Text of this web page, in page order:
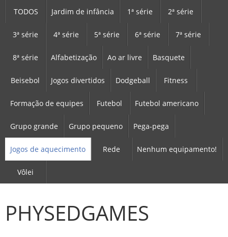
TODOS Jardim de infância 1ª série 2ª série
3ª série 4ª série 5ª série 6ª série 7ª série
8ª série Alfabetização Ao ar livre Basquete
Beisebol Jogos divertidos Dodgeball Fitness
Formação de equipes Futebol Futebol americano
Grupo grande Grupo pequeno Pega-pega
Jogos de aquecimento Rede Nenhum equipamento!
Vôlei
PHYSEDGAMES